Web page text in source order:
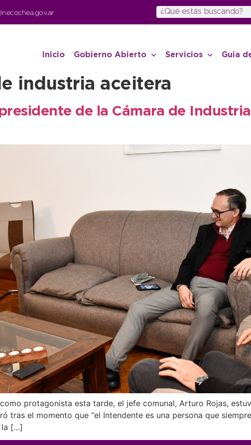
Inicio Gobierno Abierto Servicios Guia
industria aceitera
de la Cámara de
protagonista esta tarde, el jefe comunal, Arturo Rojas,
tras el momento que “el Intendente es una persona que
la […]